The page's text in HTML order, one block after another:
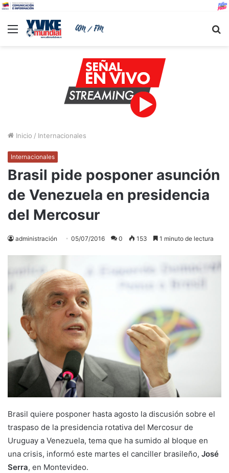
Menu
Inicio / Internacionales
Internacionales
Brasil pide posponer asunción
de Venezuela en presidencia
del Mercosur
administración 05/07/2016 0 153 1 minuto de lectura
Brasil quiere posponer hasta agosto la discusión sobre el
traspaso de la presidencia rotativa del Mercosur de
Uruguay a Venezuela, tema que ha sumido al bloque en
una crisis, informó este martes el canciller brasileño, José
Serra, en Montevideo.